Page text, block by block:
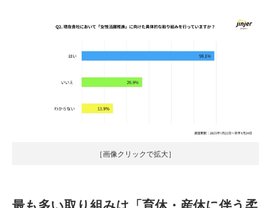
［画像クリックで拡大］